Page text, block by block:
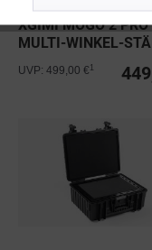
XGIMI MOGO 2
MULTI-WINKEL-
UVP: 499,00 €